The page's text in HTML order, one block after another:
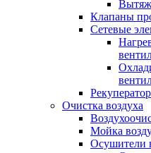
Клапаны
Сетевые
Очистка воздуха
Мойка
Осушители